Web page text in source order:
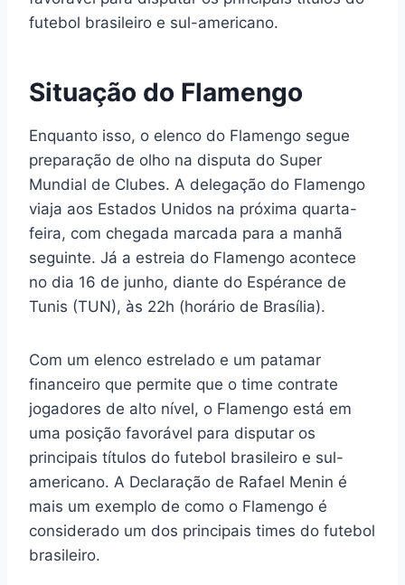
futebol brasileiro e sul-americano.
Situação do Flamengo
Enquanto isso, o elenco do Flamengo segue
preparação de olho na disputa do Super
Mundial de Clubes. A delegação do Flamengo
viaja aos Estados Unidos na próxima quarta-
feira, com chegada marcada para a manhã
seguinte. Já a estreia do Flamengo acontece
no dia 16 de junho, diante do Espérance de
Tunis (TUN), às 22h (horário de Brasília).
Com um elenco estrelado e um patamar
financeiro que permite que o time contrate
jogadores de alto nível, o Flamengo está em
uma posição favorável para disputar os
principais títulos do futebol brasileiro e sul-
americano. A Declaração de Rafael Menin é
mais um exemplo de como o Flamengo é
considerado um dos principais times do futebol
brasileiro.